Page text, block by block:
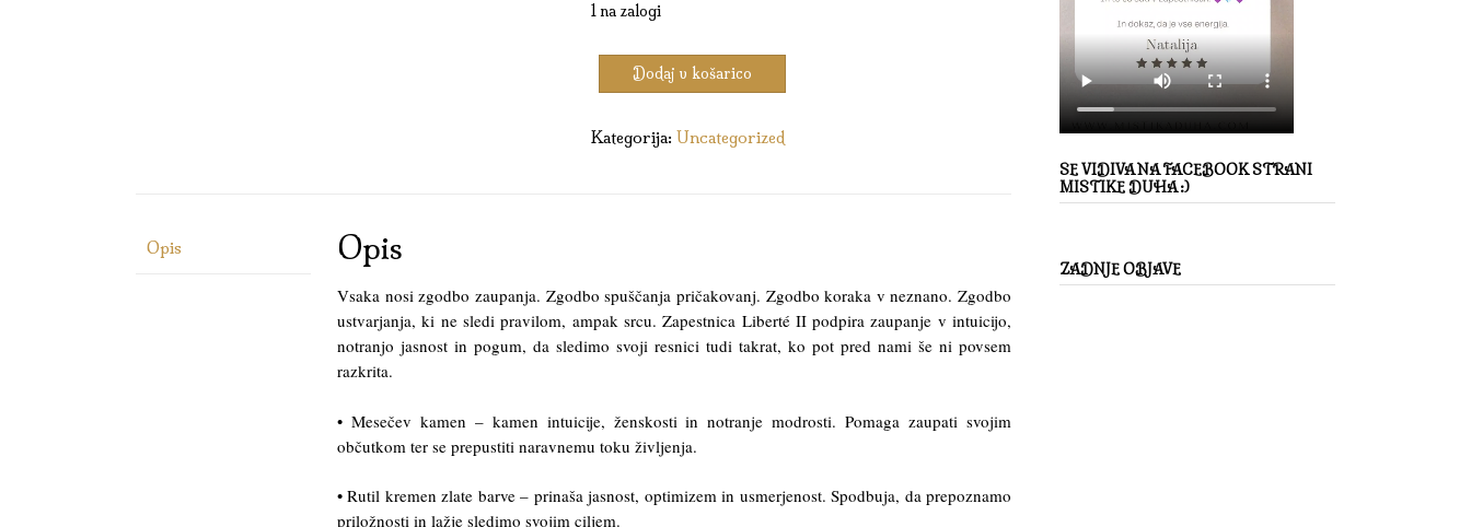
1 na zalogi
Zapestnica
Liberté
količina
Dodaj v košarico
Kategorija:Uncategorized
Opis Opis
Vsaka nosi zgodbo zaupanja. Zgodbo spuščanja pričakovanj. Zgodbo koraka v neznano. Zgodbo
ustvarjanja, ki ne sledi pravilom, ampak srcu. Zapestnica Liberté II podpira zaupanje v intuicijo,
notranjo jasnost in pogum, da sledimo svoji resnici tudi takrat, ko pot pred nami še ni povsem
razkrita.
• Mesečev kamen – kamen intuicije, ženskosti in notranje modrosti. Pomaga zaupati svojim
občutkom ter se prepustiti naravnemu toku življenja.
• Rutil kremen zlate barve – prinaša jasnost, optimizem in usmerjenost. Spodbuja, da prepoznamo
priložnosti in lažje sledimo svojim ciljem.
SE VIDIVA NA FACEBOOK STRANI
MISTIKE DUHA :)
ZADNJE OBJAVE